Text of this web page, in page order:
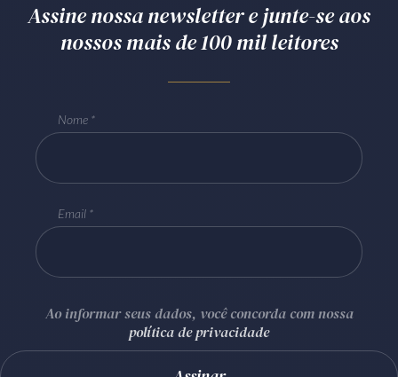
Assine nossa newsletter e junte-se aos
nossos mais de 100 mil leitores
Nome
Email
Ao informar seus dados, você concorda com nossa
política de privacidade